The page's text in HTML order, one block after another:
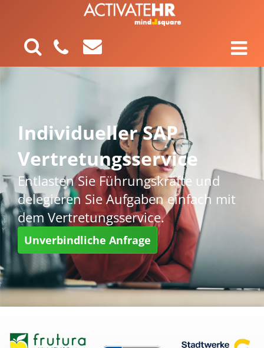
Individueller SAP
Vertretungsservice
Entlasten Sie Führungskräfte und
delegieren Sie Aufgaben einfach mit
dem Vertretungsservice.
Unverbindliche Anfrage